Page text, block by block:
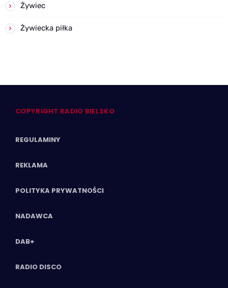
Żywiec
Żywiecka piłka
COPYRIGHT RADIO BIELSKO
REGULAMINY
REKLAMA
POLITYKA PRYWATNOŚCI
NADAWCA
DAB+
RADIO DISCO